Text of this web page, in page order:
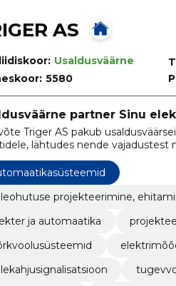
AS
Usaldusväärne
5580
partner Sinu
Triger AS pakub
lähtudes nende
projekteerimine,
ja automaatika